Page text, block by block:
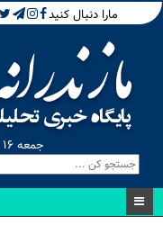
مارا دنبال کنید
جمعه ۱۶ مرداد ۱۴۰۵- Aug 7 2026